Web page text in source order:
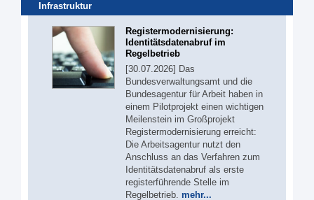
Infrastruktur
Registermodernisierung:
Identitätsdatenabruf im
Regelbetrieb
[30.07.2026] Das
Bundesverwaltungsamt und die
Bundesagentur für Arbeit haben in
einem Pilotprojekt einen wichtigen
Meilenstein im Großprojekt
Registermodernisierung erreicht:
Die Arbeitsagentur nutzt den
Anschluss an das Verfahren zum
Identitätsdatenabruf als erste
registerführende Stelle im
Regelbetrieb. mehr...